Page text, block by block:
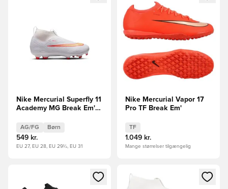
Nike Mercurial Superfly 11
Academy MG Break Em'
AG/FG Børn
549 kr.
EU 27, EU 28, EU 29½, EU 31
Nike Mercurial Vapor 17
Pro TF Break Em'
TF
1.049 kr.
Mange størrelser tilgængelig
Åbner en Modal til at logge ind eller tilmelde dig som
Åbner en Modal til at logge